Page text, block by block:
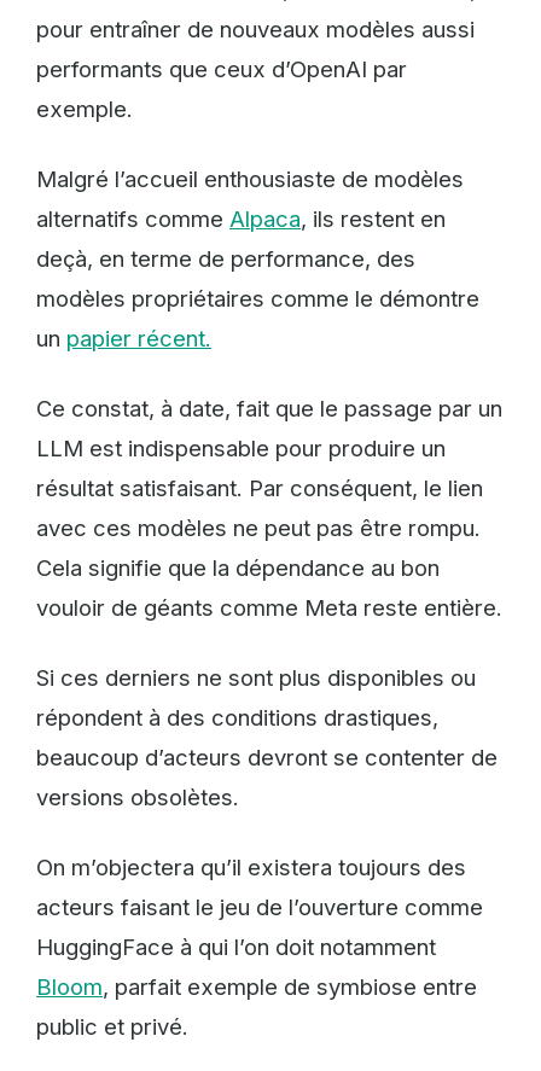
pour entraîner de nouveaux modèles aussi
performants que ceux d’OpenAI par
exemple.
Malgré l’accueil enthousiaste de modèles
alternatifs comme Alpaca, ils restent en
deçà, en terme de performance, des
modèles propriétaires comme le démontre
un papier récent.
Ce constat, à date, fait que le passage par un
LLM est indispensable pour produire un
résultat satisfaisant. Par conséquent, le lien
avec ces modèles ne peut pas être rompu.
Cela signifie que la dépendance au bon
vouloir de géants comme Meta reste entière.
Si ces derniers ne sont plus disponibles ou
répondent à des conditions drastiques,
beaucoup d’acteurs devront se contenter de
versions obsolètes.
On m’objectera qu’il existera toujours des
acteurs faisant le jeu de l’ouverture comme
HuggingFace à qui l’on doit notamment
Bloom, parfait exemple de symbiose entre
public et privé.